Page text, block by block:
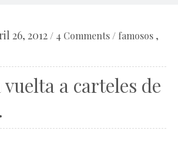
26, 2012 / 4 Comments / famosos ,
a carteles de